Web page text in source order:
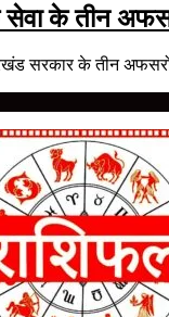
के तीन अफसर
सरकार के तीन